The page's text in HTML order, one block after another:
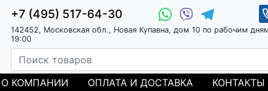
+7 (495) 517-64-30
142452, Московская обл., Новая Купавна, дом 10 по рабочим
19:00
О КОМПАНИИ ОПЛАТА И ДОСТАВКА КОНТАКТЫ